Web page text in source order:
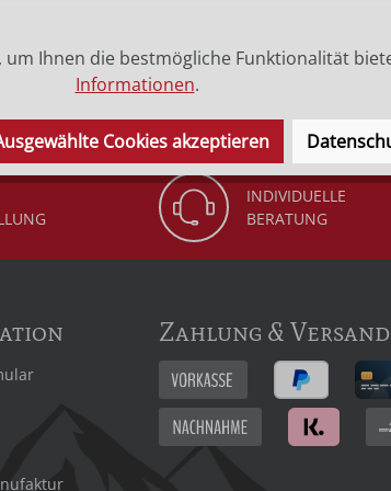
Farbgebung. Es ist von Größe 9 cm
Eheringe aus Messing, welche sich in der
Segen durch das gemeinsam Eheleben
INDIVIDUELLE
BERATUNG
Zahlung & Versand
um Ihnen die bestmögliche Funktionalität
Informationen.
Cookies akzeptieren